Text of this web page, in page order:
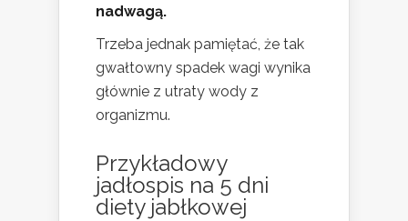
nadwagą.
Trzeba jednak pamiętać, że tak
gwałtowny spadek wagi wynika
głównie z utraty wody z
organizmu.
Przykładowy
jadłospis na 5 dni
diety jabłkowej